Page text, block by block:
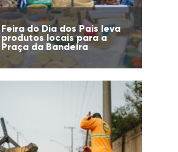
Feira do Dia dos Pais leva
produtos locais para a
Praça da Bandeira